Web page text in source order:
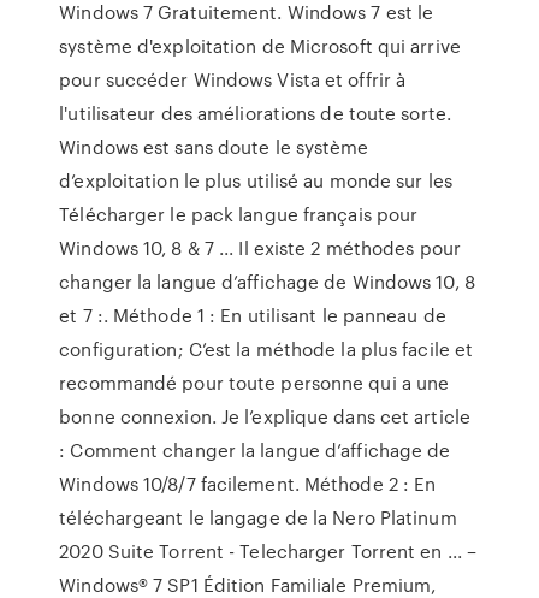
Windows 7 Gratuitement. Windows 7 est le
système d'exploitation de Microsoft qui arrive
pour succéder Windows Vista et offrir à
l'utilisateur des améliorations de toute sorte.
Windows est sans doute le système
d’exploitation le plus utilisé au monde sur les
Télécharger le pack langue français pour
Windows 10, 8 & 7 ... Il existe 2 méthodes pour
changer la langue d’affichage de Windows 10, 8
et 7 :. Méthode 1 : En utilisant le panneau de
configuration; C’est la méthode la plus facile et
recommandé pour toute personne qui a une
bonne connexion. Je l’explique dans cet article
: Comment changer la langue d’affichage de
Windows 10/8/7 facilement. Méthode 2 : En
téléchargeant le langage de la Nero Platinum
2020 Suite Torrent - Telecharger Torrent en ... –
Windows® 7 SP1 Édition Familiale Premium,